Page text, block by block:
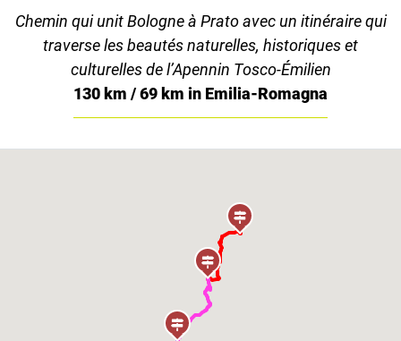
Chemin qui unit Bologne à Prato avec un itinéraire qui
traverse les beautés naturelles, historiques et
culturelles de l’Apennin Tosco-Émilien
130 km / 69 km in Emilia-Romagna